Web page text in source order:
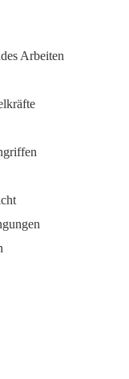
Arbeiten